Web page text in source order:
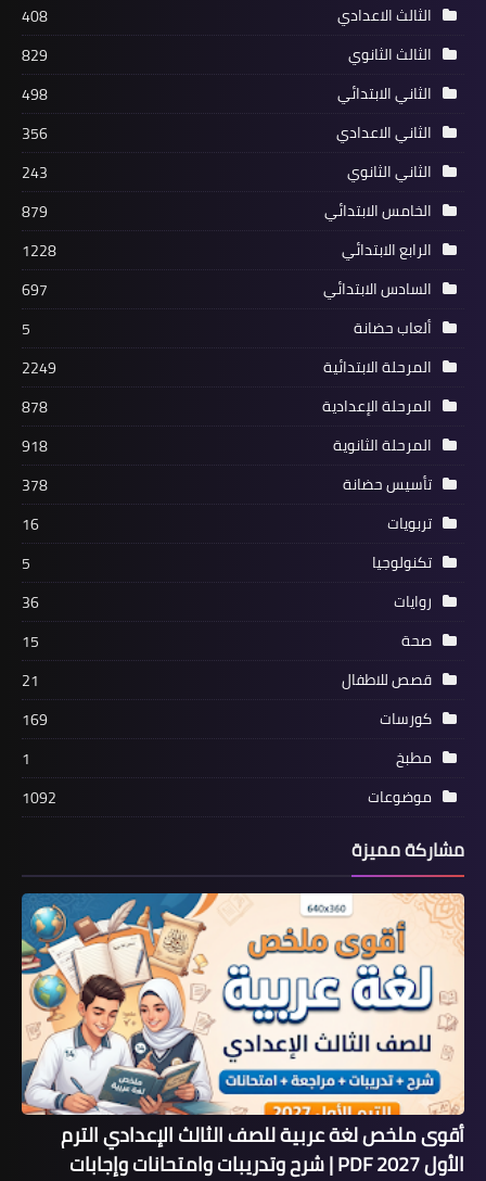
الثالث الاعدادي
408
الثالث الثانوي
829
الثاني الابتدائي
498
الثاني الاعدادي
356
الثاني الثانوي
243
الخامس الابتدائي
879
الرابع الابتدائي
1228
السادس الابتدائي
697
ألعاب حضانة
5
المرحلة الابتدائية
2249
المرحلة الإعدادية
878
المرحلة الثانوية
918
تأسيس حضانة
378
تربويات
16
تكنولوجيا
5
روايات
36
صحة
15
قصص للاطفال
21
كورسات
169
مطبخ
1
موضوعات
1092
مشاركة مميزة
أقوى ملخص لغة عربية للصف الثالث الإعدادي الترم
الأول 2027 PDF | شرح وتدريبات وامتحانات وإجابات